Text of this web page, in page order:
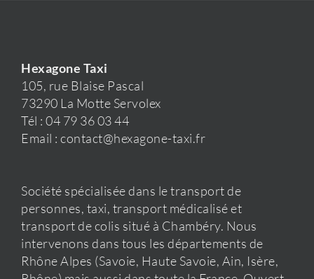
Hexagone Taxi
105, rue Blaise Pascal
73290 La Motte Servolex
Tél : 04 79 36 03 44
Email : contact@hexagone-taxi.fr
Société spécialisée dans le transport de
personnes, taxi, transport médicalisé et
transport de colis situé à Chambéry. Nous
intervenons dans tous les départements de
Rhône Alpes (Savoie, Haute Savoie, Ain, Isère,